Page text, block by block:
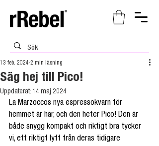
Säg hej till Pico!
13 feb. 2024 2 min läsning
Uppdaterat: 14 maj 2024
La Marzoccos nya espressokvarn för
hemmet är här, och den heter Pico! Den är
både snygg kompakt och riktigt bra tycker
vi, ett riktigt lyft från deras tidigare